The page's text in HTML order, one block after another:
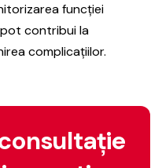
funcției
contribui la
complicațiilor.